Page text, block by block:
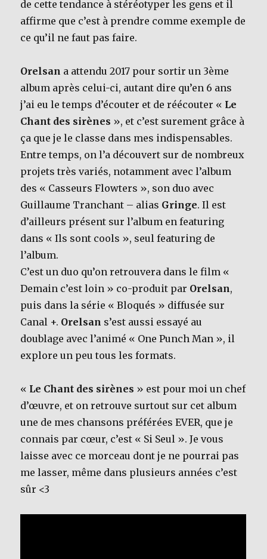
de cette tendance à stéréotyper les gens et il
affirme que c’est à prendre comme exemple de
ce qu’il ne faut pas faire.
Orelsan a attendu 2017 pour sortir un 3ème
album après celui-ci, autant dire qu’en 6 ans
j’ai eu le temps d’écouter et de réécouter « Le
Chant des sirènes », et c’est surement grâce à
ça que je le classe dans mes indispensables.
Entre temps, on l’a découvert sur de nombreux
projets très variés, notamment avec l’album
des « Casseurs Flowters », son duo avec
Guillaume Tranchant – alias Gringe. Il est
d’ailleurs présent sur l’album en featuring
dans « Ils sont cools », seul featuring de
l’album.
C’est un duo qu’on retrouvera dans le film «
Demain c’est loin » co-produit par Orelsan,
puis dans la série « Bloqués » diffusée sur
Canal +. Orelsan s’est aussi essayé au
doublage avec l’animé « One Punch Man », il
explore un peu tous les formats.
« Le Chant des sirènes » est pour moi un chef
d’œuvre, et on retrouve surtout sur cet album
une de mes chansons préférées EVER, que je
connais par cœur, c’est « Si Seul ». Je vous
laisse avec ce morceau dont je ne pourrai pas
me lasser, même dans plusieurs années c’est
sûr <3